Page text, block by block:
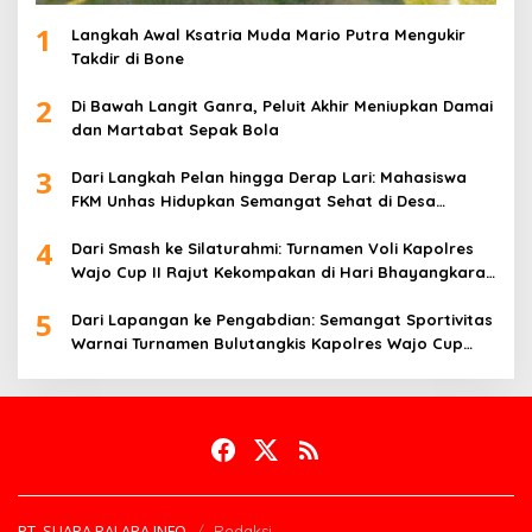
1
Langkah Awal Ksatria Muda Mario Putra Mengukir
Takdir di Bone
2
Di Bawah Langit Ganra, Peluit Akhir Meniupkan Damai
dan Martabat Sepak Bola
3
Dari Langkah Pelan hingga Derap Lari: Mahasiswa
FKM Unhas Hidupkan Semangat Sehat di Desa
4
Dari Smash ke Silaturahmi: Turnamen Voli Kapolres
Wajo Cup II Rajut Kekompakan di Hari Bhayangkara
5
Dari Lapangan ke Pengabdian: Semangat Sportivitas
Warnai Turnamen Bulutangkis Kapolres Wajo Cup